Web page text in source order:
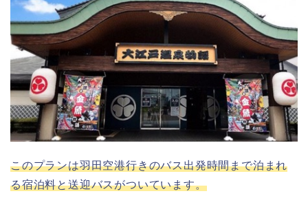
1day
チケ
ット
をお
得に
購入
した
このプランは羽田空港行きのバス出発時間まで泊まれ
る宿泊料と送迎バスがついています。